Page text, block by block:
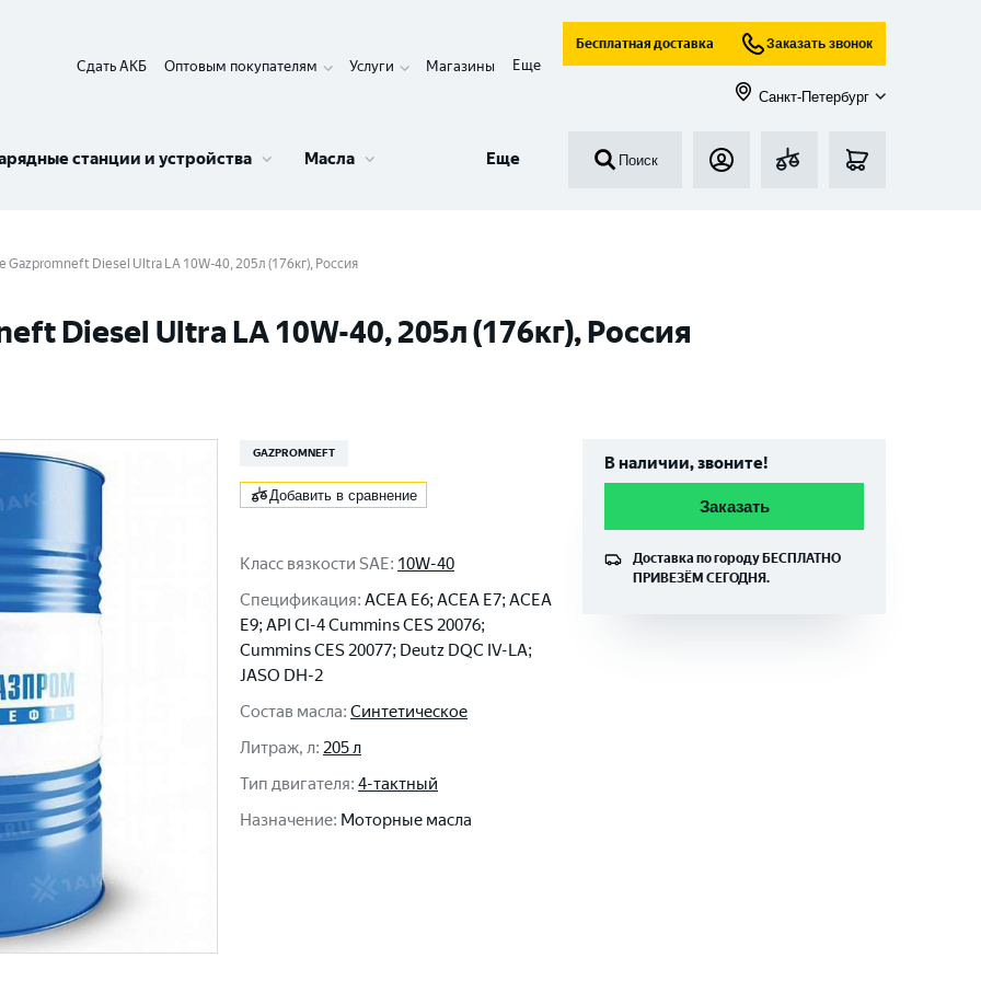
Сдать АКБ Оптовым покупателям Услуги Магазины Еще
Бесплатная доставка Заказать звонок
Санкт-Петербург
станции и устройства Масла Еще Поиск
Diesel Ultra LA 10W-40, 205л (176кг), Россия
Diesel Ultra LA 10W-40, 205л (176кг), Россия
GAZPROMNEFT
Добавить в сравнение
Класс вязкости SAE: 10W-40
Спецификация: ACEA E6; ACEA E7; ACEA
E9; API CI-4 Cummins CES 20076;
Cummins CES 20077; Deutz DQC IV-LA;
JASO DH-2
Состав масла: Синтетическое
Литраж, л: 205 л
Тип двигателя: 4-тактный
Назначение: Моторные масла
В наличии, звоните!
Заказать
Доставка по городу БЕСПЛАТНО
ПРИВЕЗЁМ СЕГОДНЯ.